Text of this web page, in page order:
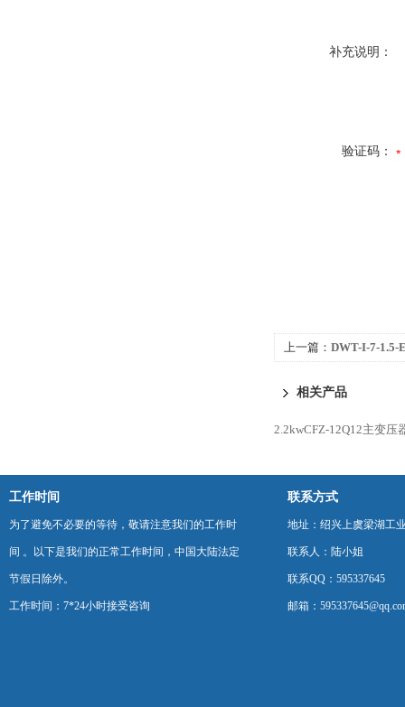
补充说明：
验证码：
上一篇： DWT-I-7-1.5-
相关产品
2.2kwCFZ-12Q12主变压
工作时间
为了避免不必要的等待，敬请注意我们的工作时
间 。以下是我们的正常工作时间，中国大陆法定
节假日除外。
工作时间：7*24小时接受咨询
联系方式
地址：绍兴上虞梁湖工
联系人：陆小姐
联系QQ：595337645
邮箱：